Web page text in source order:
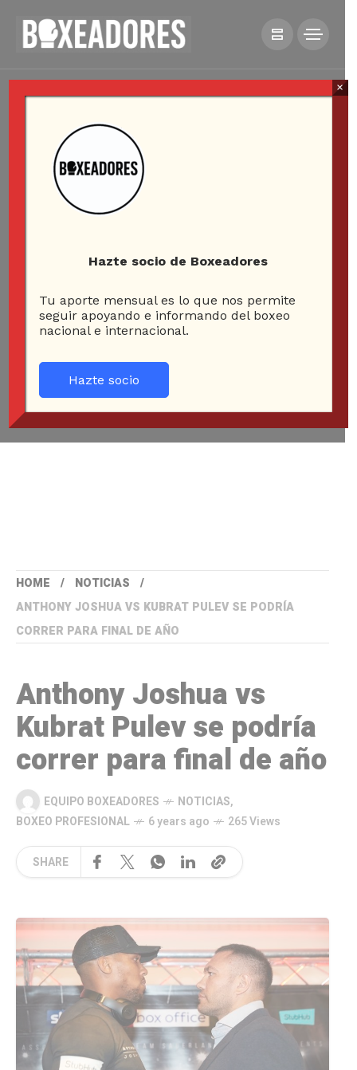
HOME
NOTICIAS
ANTHONY JOSHUA VS KUBRAT PULEV SE PODRÍA
CORRER PARA FINAL DE AÑO
Anthony Joshua vs
Kubrat Pulev se podría
correr para final de año
EQUIPO BOXEADORES NOTICIAS,
BOXEO PROFESIONAL
6 years ago 265 Views
SHARE
Hazte socio de Boxeadores
Tu aporte mensual es lo que nos permite
seguir apoyando e informando del boxeo
nacional e internacional.
Hazte socio
×